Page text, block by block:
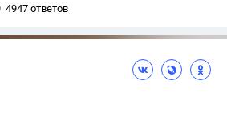
4947 ответов